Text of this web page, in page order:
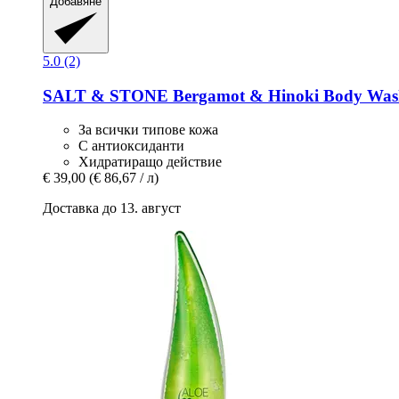
5.0 (2)
SALT & STONE Bergamot & Hinoki Body
За всички типове кожа
С антиоксиданти
Хидратиращо действие
€ 39,00 (€ 86,67 / л)
Доставка до 13. август